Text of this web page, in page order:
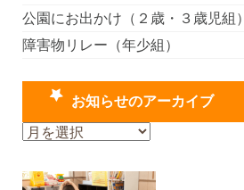
公園にお出かけ（２歳・３歳児組）
障害物リレー（年少組）
お知らせのアーカイブ
お
ら